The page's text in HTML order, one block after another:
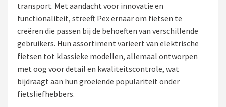
Mountainbikes
Shop
POPULAIRE MERKEN
Basil
transport. Met aandacht voor innovatie en
functionaliteit, streeft Pex ernaar om fietsen te
creëren die passen bij de behoeften van verschillende
gebruikers. Hun assortiment varieert van elektrische
fietsen tot klassieke modellen, allemaal ontworpen
met oog voor detail en kwaliteitscontrole, wat
bijdraagt aan hun groeiende populariteit onder
fietsliefhebbers.